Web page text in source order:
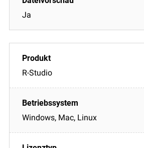
Ja
R-Studio
Windows, Mac, Linux